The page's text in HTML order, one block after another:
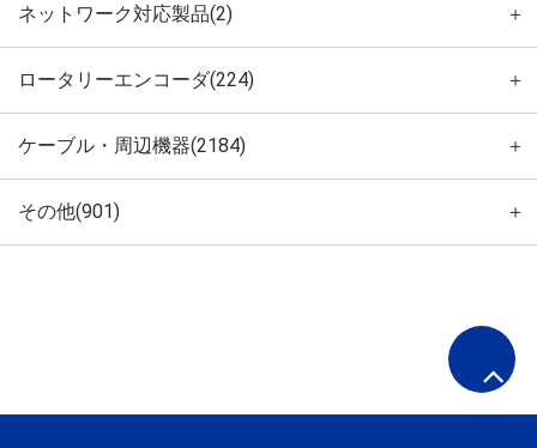
ネットワーク対応製品(2) ＋
ロータリーエンコーダ(224) ＋
ケーブル・周辺機器(2184) ＋
その他(901) ＋